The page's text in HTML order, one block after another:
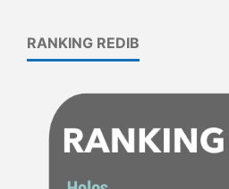
RANKING REDIB